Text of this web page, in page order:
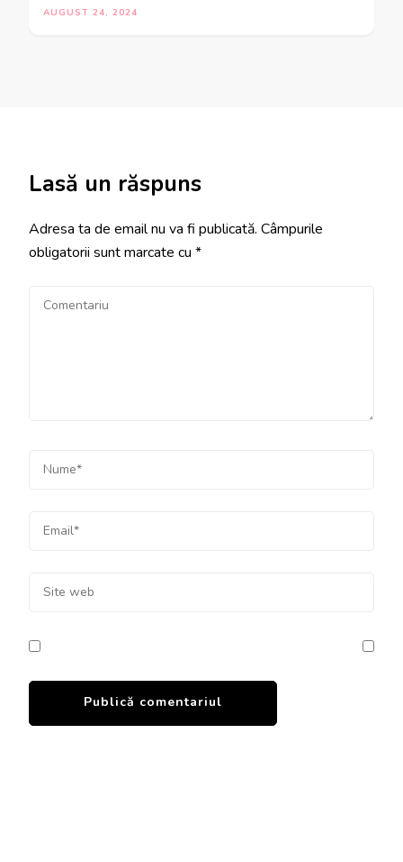
AUGUST 24, 2024
Lasă un răspuns
Adresa ta de email nu va fi publicată. Câmpurile
obligatorii sunt marcate cu *